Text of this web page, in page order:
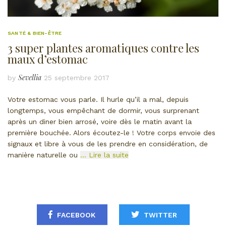
SANTÉ & BIEN-ÊTRE
3 super plantes aromatiques contre les
maux d’estomac
by Sevellia 25 septembre 2017
Votre estomac vous parle. Il hurle qu’il a mal, depuis
longtemps, vous empêchant de dormir, vous surprenant
après un diner bien arrosé, voire dès le matin avant la
première bouchée. Alors écoutez-le ! Votre corps envoie des
signaux et libre à vous de les prendre en considération, de
manière naturelle ou … Lire la suite
FACEBOOK TWITTER